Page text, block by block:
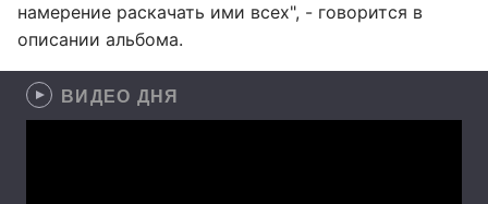
намерение раскачать ими всех", - говорится в
описании альбома.
ВИДЕО ДНЯ